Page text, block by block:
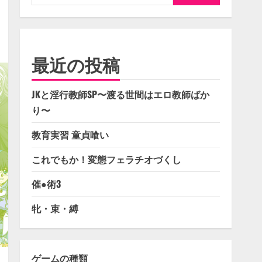
索:
最近の投稿
JKと淫行教師SP〜渡る世間はエロ教師ばか
り〜
教育実習 童貞喰い
これでもか！変態フェラチオづくし
催●術3
牝・束・縛
ゲームの種類